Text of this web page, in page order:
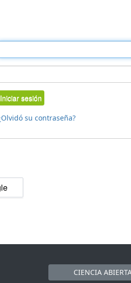
Iniciar sesión
su contraseña?
CIENCIA